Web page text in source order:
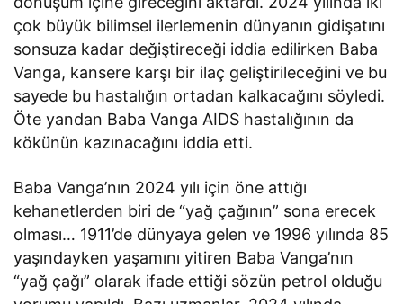
çok büyük bilimsel ilerlemenin dünyanın gidişatını
sonsuza kadar değiştireceği iddia edilirken Baba
Vanga, kansere karşı bir ilaç geliştirileceğini ve bu
sayede bu hastalığın ortadan kalkacağını söyledi.
Öte yandan Baba Vanga AIDS hastalığının da
kökünün kazınacağını iddia etti.
Baba Vanga’nın 2024 yılı için öne attığı
kehanetlerden biri de “yağ çağının” sona erecek
olması… 1911’de dünyaya gelen ve 1996 yılında 85
yaşındayken yaşamını yitiren Baba Vanga’nın
“yağ çağı” olarak ifade ettiği sözün petrol olduğu